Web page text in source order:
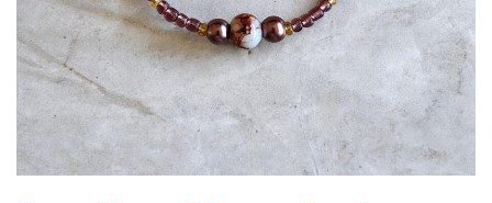
Πακέτα Δώρων
Σακούλες
Τσάντες - Ποδιές - Ομπρέλες
Βιβλία
Παιδικό Πάρτι
Παιδικά Είδη
Ημερολόγια - Ατζέντες
Γραφική Ύλη
Είδη Γραφείου
Τετράδια - Φάκελοι